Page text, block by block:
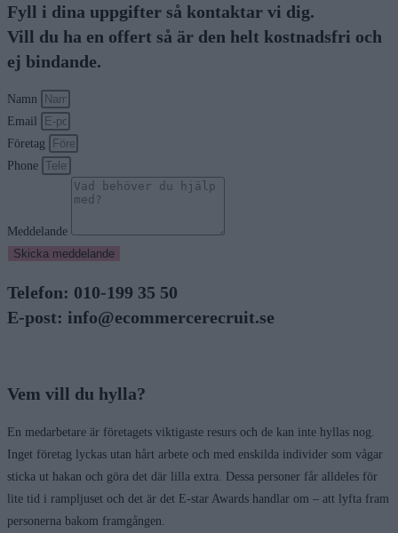
Fyll i dina uppgifter så kontaktar vi dig.
Vill du ha en offert så är den helt kostnadsfri och
ej bindande.
Namn
Email
Företag
Phone
Meddelande
Skicka meddelande
Telefon: 010-199 35 50
E-post: info@ecommercerecruit.se
Vem vill du hylla?
En medarbetare är företagets viktigaste resurs och de kan inte hyllas nog.
Inget företag lyckas utan hårt arbete och med enskilda individer som vågar
sticka ut hakan och göra det där lilla extra. Dessa personer får alldeles för
lite tid i rampljuset och det är det E-star Awards handlar om – att lyfta fram
personerna bakom framgången.